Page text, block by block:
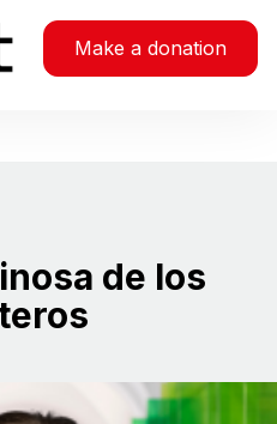
Make a donation
de los